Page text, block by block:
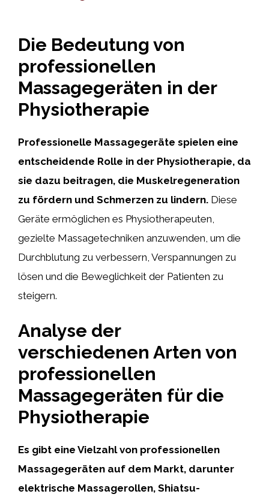
Die Bedeutung von
professionellen
Massagegeräten in der
Physiotherapie
Professionelle Massagegeräte spielen eine
entscheidende Rolle in der Physiotherapie, da
sie dazu beitragen, die Muskelregeneration
zu fördern und Schmerzen zu lindern. Diese
Geräte ermöglichen es Physiotherapeuten,
gezielte Massagetechniken anzuwenden, um die
Durchblutung zu verbessern, Verspannungen zu
lösen und die Beweglichkeit der Patienten zu
steigern.
Analyse der
verschiedenen Arten von
professionellen
Massagegeräten für die
Physiotherapie
Es gibt eine Vielzahl von professionellen
Massagegeräten auf dem Markt, darunter
elektrische Massagerollen, Shiatsu-